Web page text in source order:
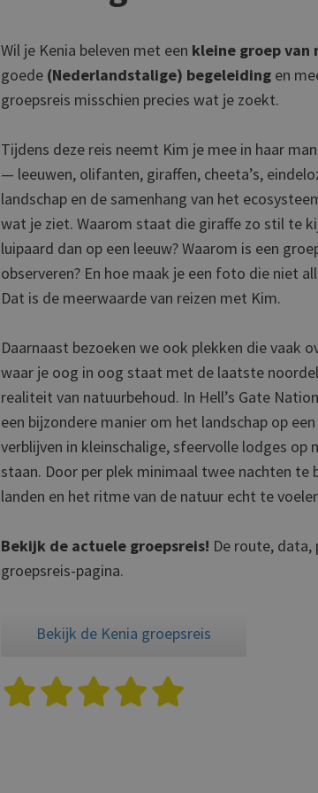
Wil je Kenia beleven met een kleine groep
goede (Nederlandstalige) begeleiding en
groepsreis misschien precies wat je zoekt.
Tijdens deze reis neemt Kim je mee in haar
— leeuwen, olifanten, giraffen, cheeta’s,
landschap en de samenhang van het
wat je ziet.Waarom staat die giraffe zo stil te
luipaard dan op een leeuw? Waarom is een
observeren? En hoe maak je een foto die niet
Dat is de meerwaarde van reizen met Kim.
Daarnaast bezoeken we ook plekken die vaak
waar je oog in oog staat met de laatste
realiteit van natuurbehoud. In Hell’s Gate
een bijzondere manier om het landschap op
verblijven in kleinschalige, sfeervolle lodges
staan. Door per plek minimaal twee nachten
landen en het ritme van de natuur echt te
Bekijk de actuele groepsreis! De route, data,
groepsreis-pagina.
Bekijk de Kenia groepsreis